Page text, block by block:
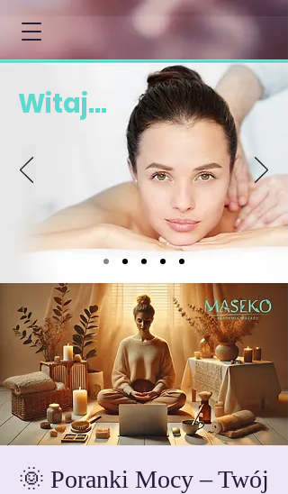
Witaj...
🌞 Poranki Mocy – Twój